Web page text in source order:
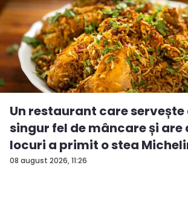
08 august 2026, 11:26
Un restaurant care servește
singur fel de mâncare și are
locuri a primit o stea